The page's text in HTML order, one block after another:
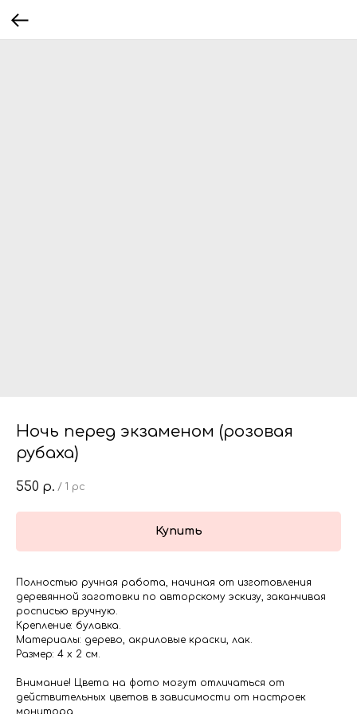
Ночь перед экзаменом (розовая
рубаха)
550 р. / 1 pc
Купить
Полностью ручная работа, начиная от изготовления
деревянной заготовки по авторскому эскизу, заканчивая
росписью вручную.
Крепление: булавка.
Материалы: дерево, акриловые краски, лак.
Размер: 4 х 2 см.
Внимание! Цвета на фото могут отличаться от
действительных цветов в зависимости от настроек
монитора.